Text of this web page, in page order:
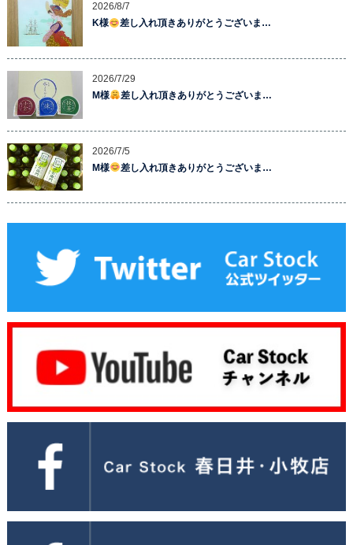
2026/8/7
K様
差し入れ頂きありがとうございま…
2026/7/29
M様
差し入れ頂きありがとうございま…
2026/7/5
M様
差し入れ頂きありがとうございま…